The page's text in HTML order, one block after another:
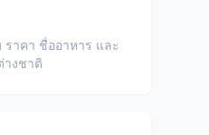
าคา ชื่ออาหาร และ
งชาติ